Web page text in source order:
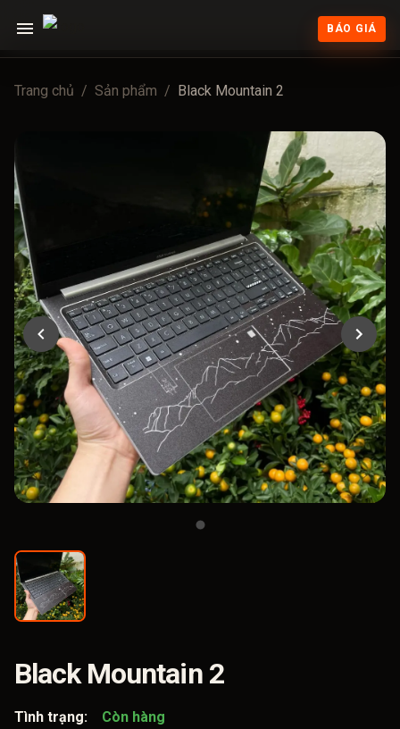
BÁO GIÁ
Trang chủ / Sản phẩm / Black Mountain 2
Black Mountain 2
Tình trạng: Còn hàng